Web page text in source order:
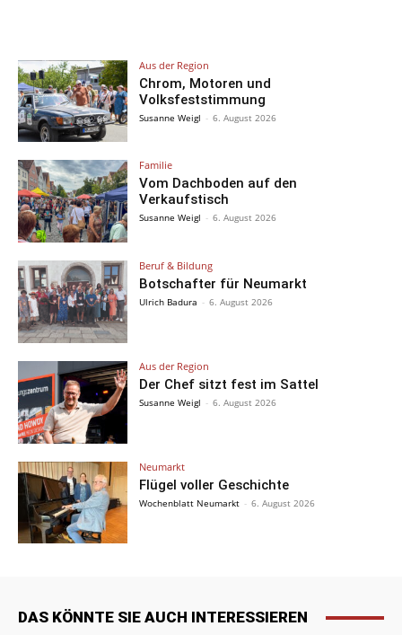
Aus der Region
Chrom, Motoren und
Volksfeststimmung
Susanne Weigl - 6. August 2026
Familie
Vom Dachboden auf den
Verkaufstisch
Susanne Weigl - 6. August 2026
Beruf & Bildung
Botschafter für Neumarkt
Ulrich Badura - 6. August 2026
Aus der Region
Der Chef sitzt fest im Sattel
Susanne Weigl - 6. August 2026
Neumarkt
Flügel voller Geschichte
Wochenblatt Neumarkt - 6. August 2026
DAS KÖNNTE SIE AUCH INTERESSIEREN